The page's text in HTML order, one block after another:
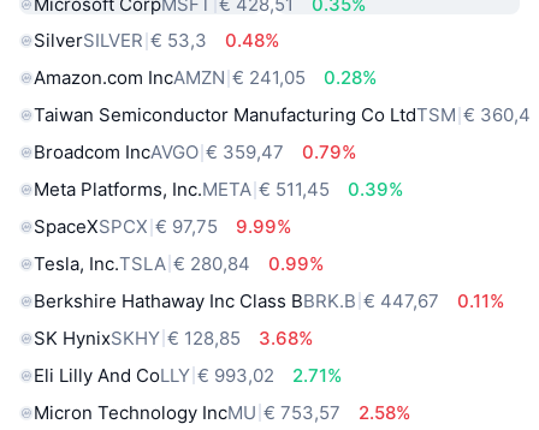
SilverSILVER € 53,3
0.48%
Amazon.com IncAMZN € 241,05
0.28%
Taiwan Semiconductor Manufacturing Co LtdTSM € 360,4
Broadcom IncAVGO € 359,47
0.79%
Meta Platforms, Inc.META € 511,45
0.39%
SpaceXSPCX € 97,75
9.99%
Tesla, Inc.TSLA € 280,84
0.99%
Berkshire Hathaway Inc Class BBRK.B € 447,67
0.11%
SK HynixSKHY € 128,85
3.68%
Eli Lilly And CoLLY € 993,02
2.71%
Micron Technology IncMU € 753,57
2.58%